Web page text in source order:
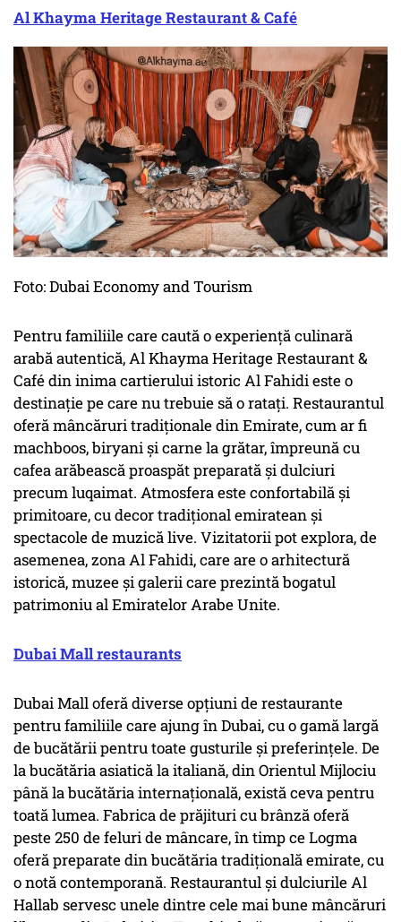
Al Khayma Heritage Restaurant & Café
Foto: Dubai Economy and Tourism
Pentru familiile care caută o experiență culinară
arabă autentică, Al Khayma Heritage Restaurant &
Café din inima cartierului istoric Al Fahidi este o
destinație pe care nu trebuie să o ratați. Restaurantul
oferă mâncăruri tradiționale din Emirate, cum ar fi
machboos, biryani și carne la grătar, împreună cu
cafea arăbească proaspăt preparată și dulciuri
precum luqaimat. Atmosfera este confortabilă și
primitoare, cu decor tradițional emiratean și
spectacole de muzică live. Vizitatorii pot explora, de
asemenea, zona Al Fahidi, care are o arhitectură
istorică, muzee și galerii care prezintă bogatul
patrimoniu al Emiratelor Arabe Unite.
Dubai Mall restaurants
Dubai Mall oferă diverse opțiuni de restaurante
pentru familiile care ajung în Dubai, cu o gamă largă
de bucătării pentru toate gusturile și preferințele. De
la bucătăria asiatică la italiană, din Orientul Mijlociu
până la bucătăria internațională, există ceva pentru
toată lumea. Fabrica de prăjituri cu brânză oferă
peste 250 de feluri de mâncare, în timp ce Logma
oferă preparate din bucătăria tradițională emirate, cu
o notă contemporană. Restaurantul și dulciurile Al
Hallab servesc unele dintre cele mai bune mâncăruri